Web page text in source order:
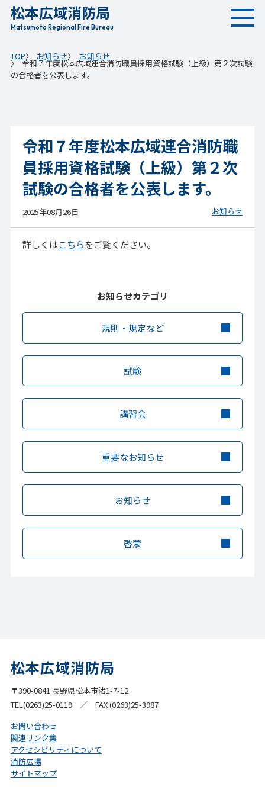
松本広域消防局
Matsumoto Regional Fire Bureau
TOP お知らせ お知らせ
令和７年度松本広域連合消防職員採用資格試験（上級）第２次試験
の合格者を公表します。
令和７年度松本広域連合消防職
員採用資格試験（上級）第２次
試験の合格者を公表します。
2025年08月26日 お知らせ
詳しくはこちらをご覧ください。
お知らせカテゴリ
規則・規定など
試験
講習会
重要なお知らせ
お知らせ
啓蒙
松本広域消防局
〒390-0841 長野県松本市渚1-7-12
TEL(0263)25-0119 ／ FAX (0263)25-3987
お問い合わせ
関連リンク集
アクセシビリティについて
消防広場
サイトマップ